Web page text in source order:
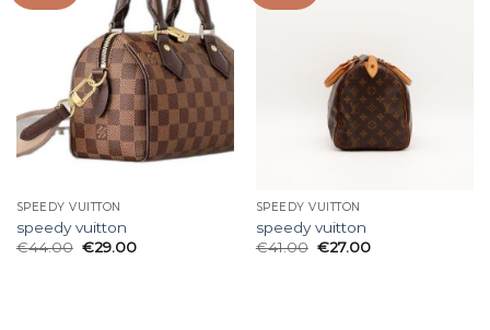
SPEEDY VUITTON
speedy vuitton
€44.00 €29.00
SPEEDY VUITTON
speedy vuitton
€41.00 €27.00